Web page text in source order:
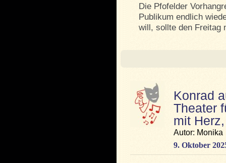
Die Pfofelder
Publikum endlich
will, sollte den Freitag
Konrad
Theater
mit
Autor: Monika
9. Oktober